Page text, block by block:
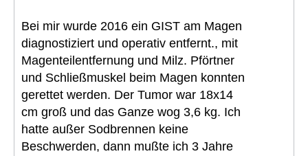
Bei mir wurde 2016 ein GIST am Magen
diagnostiziert und operativ entfernt., mit
Magenteilentfernung und Milz. Pförtner
und Schließmuskel beim Magen konnten
gerettet werden. Der Tumor war 18x14
cm groß und das Ganze wog 3,6 kg. Ich
hatte außer Sodbrennen keine
Beschwerden, dann mußte ich 3 Jahre